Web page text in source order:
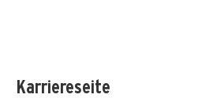
Karriereseite